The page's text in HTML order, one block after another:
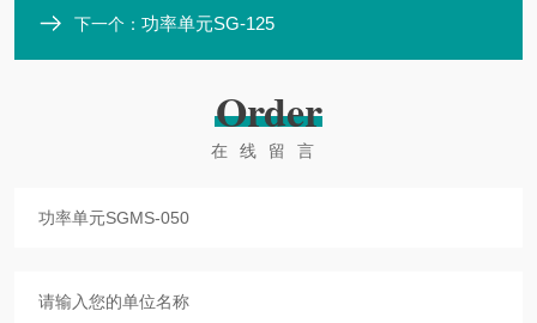
下一个： 功率单元SG-125
Order
在线留言